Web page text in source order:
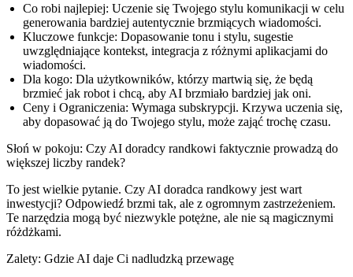
Co robi najlepiej: Uczenie się Twojego stylu komunikacji w celu
generowania bardziej autentycznie brzmiących wiadomości.
Kluczowe funkcje: Dopasowanie tonu i stylu, sugestie
uwzględniające kontekst, integracja z różnymi aplikacjami do
wiadomości.
Dla kogo: Dla użytkowników, którzy martwią się, że będą
brzmieć jak robot i chcą, aby AI brzmiało bardziej jak oni.
Ceny i Ograniczenia: Wymaga subskrypcji. Krzywa uczenia się,
aby dopasować ją do Twojego stylu, może zająć trochę czasu.
Słoń w pokoju: Czy AI doradcy randkowi faktycznie prowadzą do
większej liczby randek?
To jest wielkie pytanie. Czy AI doradca randkowy jest wart
inwestycji? Odpowiedź brzmi tak, ale z ogromnym zastrzeżeniem.
Te narzędzia mogą być niezwykle potężne, ale nie są magicznymi
różdżkami.
Zalety: Gdzie AI daje Ci nadludzką przewagę